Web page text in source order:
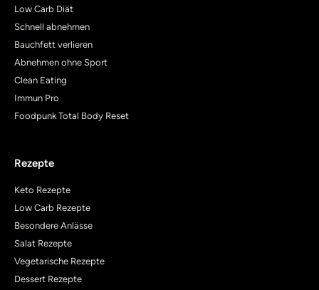
Low Carb Diät
Schnell abnehmen
Bauchfett verlieren
Abnehmen ohne Sport
Clean Eating
Immun Pro
Foodpunk Total Body Reset
Rezepte
Keto Rezepte
Low Carb Rezepte
Besondere Anlässe
Salat Rezepte
Vegetarische Rezepte
Dessert Rezepte